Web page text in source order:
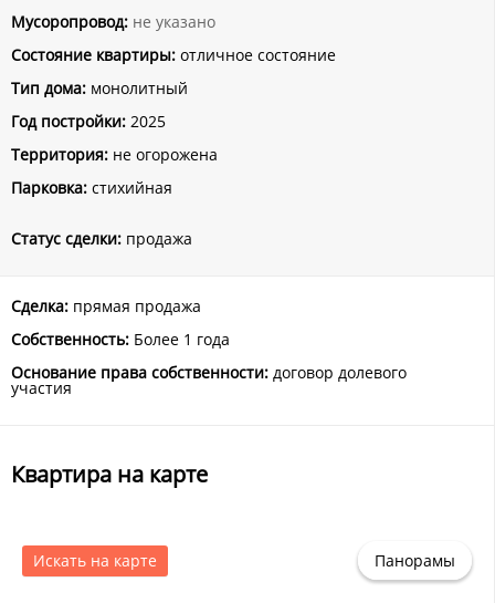
Мусоропровод: не указано
Состояние квартиры: отличное состояние
Тип дома: монолитный
Год постройки: 2025
Территория: не огорожена
Парковка: стихийная
Статус сделки: продажа
Сделка: прямая продажа
Собственность: Более 1 года
Основание права собственности: договор долевого
участия
Квартира на карте
Искать на карте Панорамы